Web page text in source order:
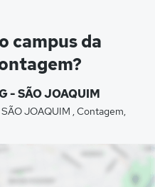
campus da
- SÃO JOAQUIM
JOAQUIM , Contagem,